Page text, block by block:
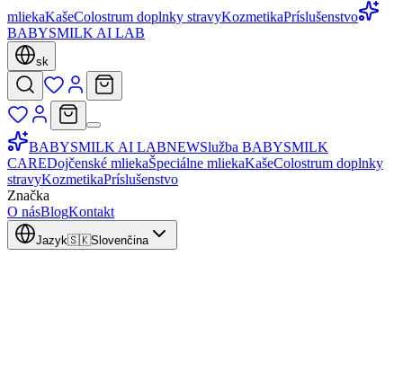
mliekaKašeColostrum doplnky stravyKozmetikaPríslušenstvo
BABYSMILK AI LAB
sk
BABYSMILK AI LABNEWSlužba BABYSMILK
CAREDojčenské mliekaŠpeciálne mliekaKašeColostrum doplnky
stravyKozmetikaPríslušenstvo
Značka
O násBlogKontakt
Jazyk🇸🇰Slovenčina